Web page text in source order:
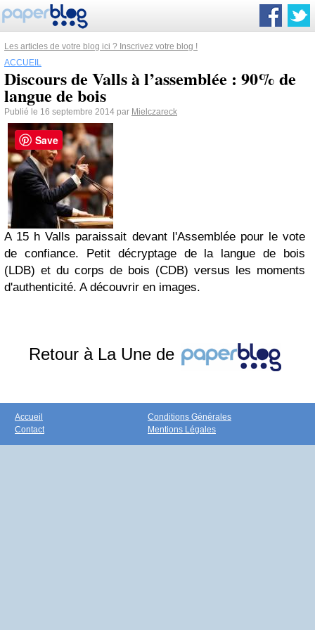
Les articles de votre blog ici ? Inscrivez votre blog !
ACCUEIL
Discours de Valls à l’assemblée : 90% de
langue de bois
Publié le 16 septembre 2014 par Mielczareck
A 15 h Valls paraissait devant l'Assemblée pour le vote
de confiance. Petit décryptage de la langue de bois
(LDB) et du corps de bois (CDB) versus les moments
d'authenticité. A découvrir en images.
Retour à La Une de
Accueil
Contact
Conditions Générales
Mentions Légales
Save